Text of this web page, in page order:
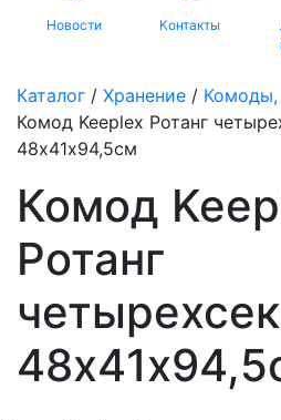
Новости Контакты
Каталог / Хранение / Комоды,
Комод Keeplex Ротанг
48х41х94,5см
Комод
Ротанг